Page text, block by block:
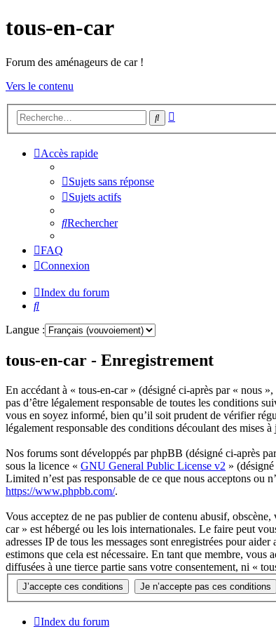
tous-en-car
Forum des aménageurs de car !
Vers le contenu
Rechercher
Accès rapide
Sujets sans réponse
Sujets actifs
Rechercher
FAQ
Connexion
Index du forum
Rechercher
Langue :
tous-en-car - Enregistrement
En accédant à « tous-en-car » (désigné ci-après par « nous
pas d’être légalement responsable de toutes les conditions
vous en soyez informé, bien qu’il soit prudent de vérifier
légalement responsable des conditions découlant des mises
Nos forums sont développés par phpBB (désigné ci-après
sous la licence « GNU General Public License v2 »
Limited n’est pas responsable de ce que nous acceptons
https://www.phpbb.com/.
Vous acceptez de ne pas publier de contenu abusif,
car » est hébergé ou les lois internationales. Le faire peut
adresses IP de tous les messages sont enregistrées pour
estimons que cela est nécessaire. En tant que membre, vous
diffusées à une tierce partie sans votre consentement, ni «
Index du forum